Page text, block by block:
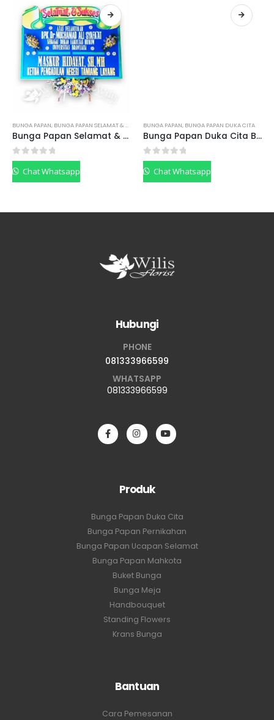
BUNGA PAPAN, BUNGA PAPAN SELAMAT & SUKSES
Bunga Papan Selamat & Sukses BPSSF05
0out of 5
Chat Whatsapp
BUNGA PAPAN, BUNGA PAPAN DUKA CITA
Bunga Papan Duka Cita BPDCF03
0out of 5
Chat Whatsapp
Hubungi
PHONE
081333966599
WHATSAPP
081333966599
Produk
Bunga Papan Duka Cita
Bunga Papan Pernikahan
Bunga Papan Ucapan Selamat
Bunga Papan Mahkota
Buket Bunga
Bunga Meja
Handbouquet
Standing Flowers
Krans Bunga
Bantuan
Cara Pemesanan